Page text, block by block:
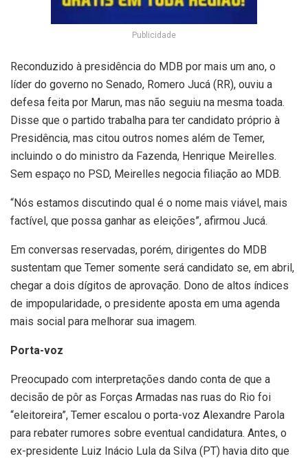
Publicidade
Reconduzido à presidência do MDB por mais um ano, o
líder do governo no Senado, Romero Jucá (RR), ouviu a
defesa feita por Marun, mas não seguiu na mesma toada.
Disse que o partido trabalha para ter candidato próprio à
Presidência, mas citou outros nomes além de Temer,
incluindo o do ministro da Fazenda, Henrique Meirelles.
Sem espaço no PSD, Meirelles negocia filiação ao MDB.
“Nós estamos discutindo qual é o nome mais viável, mais
factível, que possa ganhar as eleições”, afirmou Jucá.
Em conversas reservadas, porém, dirigentes do MDB
sustentam que Temer somente será candidato se, em abril,
chegar a dois dígitos de aprovação. Dono de altos índices
de impopularidade, o presidente aposta em uma agenda
mais social para melhorar sua imagem.
Porta-voz
Preocupado com interpretações dando conta de que a
decisão de pôr as Forças Armadas nas ruas do Rio foi
“eleitoreira”, Temer escalou o porta-voz Alexandre Parola
para rebater rumores sobre eventual candidatura. Antes, o
ex-presidente Luiz Inácio Lula da Silva (PT) havia dito que